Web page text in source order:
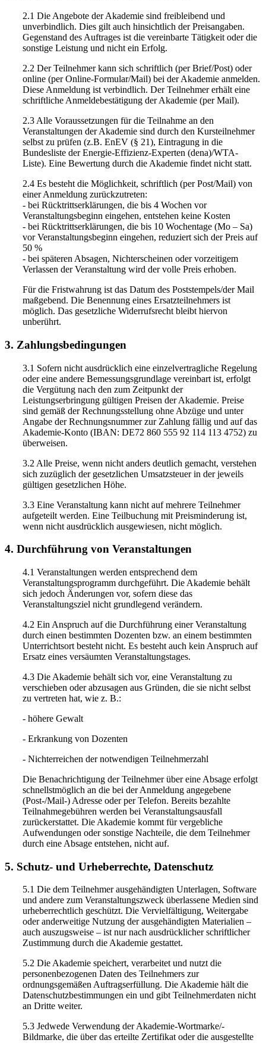
2.1 Die Angebote der Akademie sind freibleibend und
unverbindlich. Dies gilt auch hinsichtlich der Preisangaben.
Gegenstand des Auftrages ist die vereinbarte Tätigkeit oder die
sonstige Leistung und nicht ein Erfolg.
2.2 Der Teilnehmer kann sich schriftlich (per Brief/Post) oder
online (per Online-Formular/Mail) bei der Akademie anmelden.
Diese Anmeldung ist verbindlich. Der Teilnehmer erhält eine
schriftliche Anmeldebestätigung der Akademie (per Mail).
2.3 Alle Voraussetzungen für die Teilnahme an den
Veranstaltungen der Akademie sind durch den Kursteilnehmer
selbst zu prüfen (z.B. EnEV (§ 21), Eintragung in die
Bundesliste der Energie-Effizienz-Experten (dena)/WTA-
Liste). Eine Bewertung durch die Akademie findet nicht statt.
2.4 Es besteht die Möglichkeit, schriftlich (per Post/Mail) von
einer Anmeldung zurückzutreten:
- bei Rücktrittserklärungen, die bis 4 Wochen vor
Veranstaltungsbeginn eingehen, entstehen keine Kosten
- bei Rücktrittserklärungen, die bis 10 Wochentage (Mo – Sa)
vor Veranstaltungsbeginn eingehen, reduziert sich der Preis auf
50 %
- bei späteren Absagen, Nichterscheinen oder vorzeitigem
Verlassen der Veranstaltung wird der volle Preis erhoben.
Für die Fristwahrung ist das Datum des Poststempels/der Mail
maßgebend. Die Benennung eines Ersatzteilnehmers ist
möglich. Das gesetzliche Widerrufsrecht bleibt hiervon
unberührt.
3. Zahlungsbedingungen
3.1 Sofern nicht ausdrücklich eine einzelvertragliche Regelung
oder eine andere Bemessungsgrundlage vereinbart ist, erfolgt
die Vergütung nach den zum Zeitpunkt der
Leistungserbringung gültigen Preisen der Akademie. Preise
sind gemäß der Rechnungsstellung ohne Abzüge und unter
Angabe der Rechnungsnummer zur Zahlung fällig und auf das
Akademie-Konto (IBAN: DE72 860 555 92 114 113 4752) zu
überweisen.
3.2 Alle Preise, wenn nicht anders deutlich gemacht, verstehen
sich zuzüglich der gesetzlichen Umsatzsteuer in der jeweils
gültigen gesetzlichen Höhe.
3.3 Eine Veranstaltung kann nicht auf mehrere Teilnehmer
aufgeteilt werden. Eine Teilbuchung mit Preisminderung ist,
wenn nicht ausdrücklich ausgewiesen, nicht möglich.
4. Durchführung von Veranstaltungen
4.1 Veranstaltungen werden entsprechend dem
Veranstaltungsprogramm durchgeführt. Die Akademie behält
sich jedoch Änderungen vor, sofern diese das
Veranstaltungsziel nicht grundlegend verändern.
4.2 Ein Anspruch auf die Durchführung einer Veranstaltung
durch einen bestimmten Dozenten bzw. an einem bestimmten
Unterrichtsort besteht nicht. Es besteht auch kein Anspruch auf
Ersatz eines versäumten Veranstaltungstages.
4.3 Die Akademie behält sich vor, eine Veranstaltung zu
verschieben oder abzusagen aus Gründen, die sie nicht selbst
zu vertreten hat, wie z. B.:
- höhere Gewalt
- Erkrankung von Dozenten
- Nichterreichen der notwendigen Teilnehmerzahl
Die Benachrichtigung der Teilnehmer über eine Absage erfolgt
schnellstmöglich an die bei der Anmeldung angegebene
(Post-/Mail-) Adresse oder per Telefon. Bereits bezahlte
Teilnahmegebühren werden bei Veranstaltungsausfall
zurückerstattet. Die Akademie kommt für vergebliche
Aufwendungen oder sonstige Nachteile, die dem Teilnehmer
durch eine Absage entstehen, nicht auf.
5. Schutz- und Urheberrechte, Datenschutz
5.1 Die dem Teilnehmer ausgehändigten Unterlagen, Software
und andere zum Veranstaltungszweck überlassene Medien sind
urheberrechtlich geschützt. Die Vervielfältigung, Weitergabe
oder anderweitige Nutzung der ausgehändigten Materialien –
auch auszugsweise – ist nur nach ausdrücklicher schriftlicher
Zustimmung durch die Akademie gestattet.
5.2 Die Akademie speichert, verarbeitet und nutzt die
personenbezogenen Daten des Teilnehmers zur
ordnungsgemäßen Auftragserfüllung. Die Akademie hält die
Datenschutzbestimmungen ein und gibt Teilnehmerdaten nicht
an Dritte weiter.
5.3 Jedwede Verwendung der Akademie-Wortmarke/-
Bildmarke, die über das erteilte Zertifikat oder die ausgestellte